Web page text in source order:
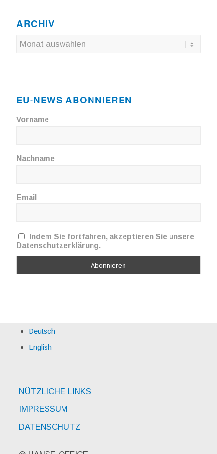
ARCHIV
EU-NEWS ABONNIEREN
Vorname
Nachname
Email
Indem Sie fortfahren, akzeptieren Sie unsere
Datenschutzerklärung.
Deutsch
English
NÜTZLICHE LINKS
IMPRESSUM
DATENSCHUTZ